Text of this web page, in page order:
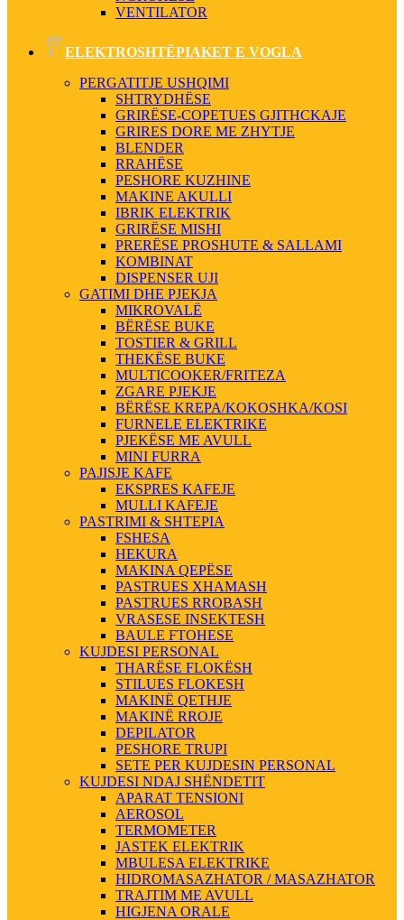
VENTILATOR
ELEKTROSHTËPIAKET E VOGLA
PERGATITJE USHQIMI
SHTRYDHËSE
GRIRËSE-COPETUES GJITHCKAJE
GRIRES DORE ME ZHYTJE
BLENDER
RRAHËSE
PESHORE KUZHINE
MAKINE AKULLI
IBRIK ELEKTRIK
GRIRËSE MISHI
PRERËSE PROSHUTE & SALLAMI
KOMBINAT
DISPENSER UJI
GATIMI DHE PJEKJA
MIKROVALË
BËRËSE BUKE
TOSTIER & GRILL
THEKËSE BUKE
MULTICOOKER/FRITEZA
ZGARE PJEKJE
BËRËSE KREPA/KOKOSHKA/KOSI
FURNELE ELEKTRIKE
PJEKËSE ME AVULL
MINI FURRA
PAJISJE KAFE
EKSPRES KAFEJE
MULLI KAFEJE
PASTRIMI & SHTEPIA
FSHESA
HEKURA
MAKINA QEPËSE
PASTRUES XHAMASH
PASTRUES RROBASH
VRASESE INSEKTESH
BAULE FTOHESE
KUJDESI PERSONAL
THARËSE FLOKËSH
STILUES FLOKESH
MAKINË QETHJE
MAKINË RROJE
DEPILATOR
PESHORE TRUPI
SETE PER KUJDESIN PERSONAL
KUJDESI NDAJ SHËNDETIT
APARAT TENSIONI
AEROSOL
TERMOMETER
JASTEK ELEKTRIK
MBULESA ELEKTRIKE
HIDROMASAZHATOR / MASAZHATOR
TRAJTIM ME AVULL
HIGJENA ORALE